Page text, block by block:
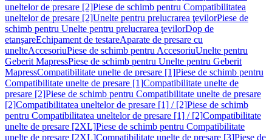
uneltelor de presare [2]Piese de schimb pentru Compatibilitatea
uneltelor de presare [2]Unelte pentru prelucrarea ţevilorPiese de
schimb pentru Unelte pentru prelucrarea ţevilorDop de
etanşareEchipament de testareAparate de presare cu
unelteAccesoriuPiese de schimb pentru AccesoriuUnelte pentru
Geberit MapressPiese de schimb pentru Unelte pentru Geberit
MapressCompatibilitate unelte de presare [1]Piese de schimb pentru
Compatibilitate unelte de presare [1]Compatibilitate unelte de
presare [2]Piese de schimb pentru Compatibilitate unelte de presare
[2]Compatibilitatea uneltelor de presare [1] / [2]Piese de schimb
pentru Compatibilitatea uneltelor de presare [1] / [2]Compatibilitate
unelte de presare [2XL]Piese de schimb pentru Compatibilitate
unelte de presare [2XL]Compatibilitate unelte de presare [3]Piese de